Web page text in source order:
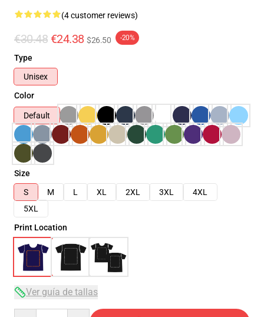
(4 customer reviews)
€30.48 €24.38 $26.50 -20%
Type
Unisex
Color
Default
Size
S
M L XL 2XL 3XL
4XL
5XL
Print Location
Ver guía de tallas